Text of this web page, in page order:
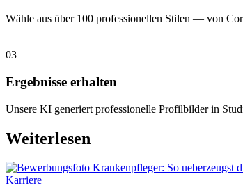
Wähle aus über 100 professionellen Stilen — von
03
Ergebnisse erhalten
Unsere KI generiert professionelle Profilbilder in
Weiterlesen
Karriere